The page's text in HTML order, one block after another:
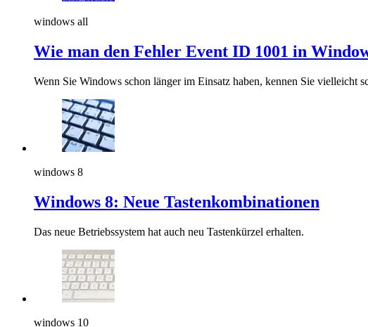
windows all
Wie man den Fehler Event ID 1001 in
Wenn Sie Windows schon länger im Einsatz haben, kennen Sie vielleicht
windows 8
Windows 8: Neue Tastenkombinationen
Das neue Betriebssystem hat auch neu Tastenkürzel erhalten.
windows 10